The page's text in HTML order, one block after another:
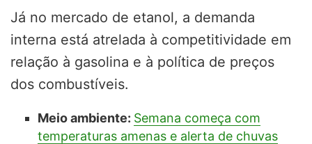
Já no mercado de etanol, a demanda
interna está atrelada à competitividade em
relação à gasolina e à política de preços
dos combustíveis.
Meio ambiente: Semana começa com
temperaturas amenas e alerta de chuvas